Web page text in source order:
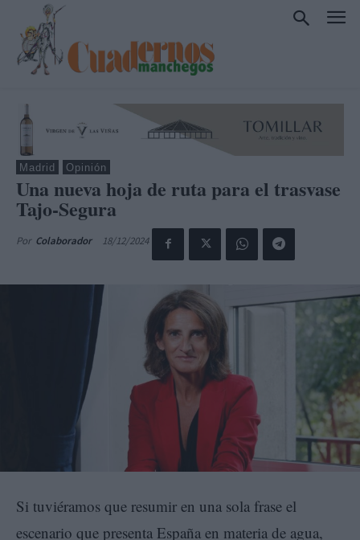
Madrid Opinión
Una nueva hoja de ruta para el trasvase
Tajo-Segura
Por Colaborador 18/12/2024
Si tuviéramos que resumir en una sola frase el
escenario que presenta España en materia de agua,